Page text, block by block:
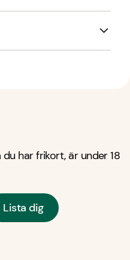
har frikort, är under 18
Lista dig